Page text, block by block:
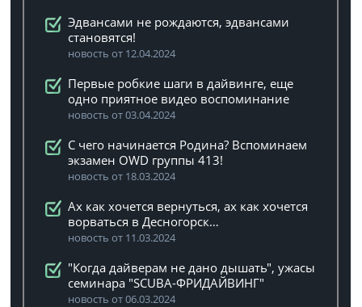
Эдвансами не рождаются, эдвансами
становятся!
новость от 12.04.2024
Первые робкие шаги в дайвинге, еще
одно приятное видео воспоминание
новость от 03.04.2024
C чего начинается Родина? Вспоминаем
экзамен OWD группы 413!
новость от 18.03.2024
Ах как хочется вернуться, ах как хочется
ворваться в Десногорск…
новость от 11.03.2024
"Когда дайверам не дано дышать", ужасы
семинара "SCUBA-ФРИДАЙВИНГ"
новость от 06.03.2024